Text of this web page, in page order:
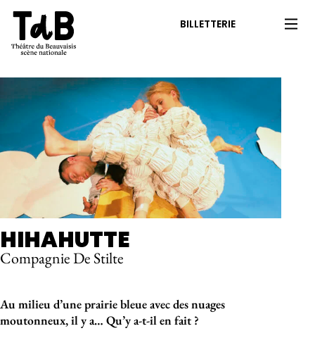
BILLETTERIE
HIHAHUTTE
Compagnie De Stilte
À propos de l'événement
Au milieu d’une prairie bleue avec des nuages
moutonneux, il y a… Qu’y a-t-il en fait ?